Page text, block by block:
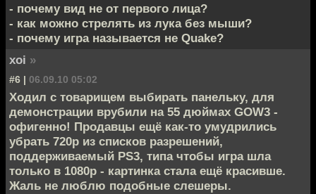
- почему вид не от первого лица?
- как можно стрелять из лука без мыши?
- почему игра называется не Quake?
xoi »
#6 | 06.09.10 05:02
Ходил с товарищем выбирать панельку, для
демонстрации врубили на 55 дюймах GOW3 -
офигенно! Продавцы ещё как-то умудрились
убрать 720р из списков разрешений,
поддерживаемый PS3, типа чтобы игра шла
только в 1080р - картинка стала ещё красивше.
Жаль не люблю подобные слешеры.